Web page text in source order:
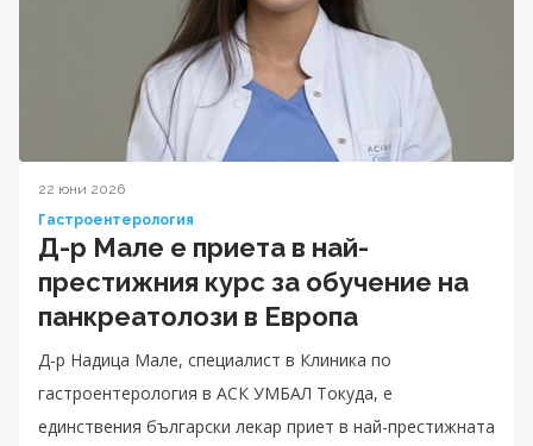
22 юни 2026
Гастроентерология
Д-р Мале е приета в най-
престижния курс за обучение на
панкреатолози в Европа
Д-р Надица Мале, специалист в Клиника по
гастроентерология в АСК УМБАЛ Токуда, е
единствения български лекар приет в най-престижната